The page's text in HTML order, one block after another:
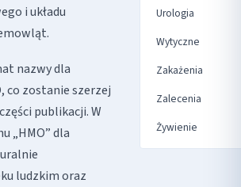
i układu
nazwy dla
co zostanie szerzej
publikacji. W
„HMO” dla
ludzkim oraz
Urologia
Wytyczne
Zakażenia
Zalecenia
Żywienie